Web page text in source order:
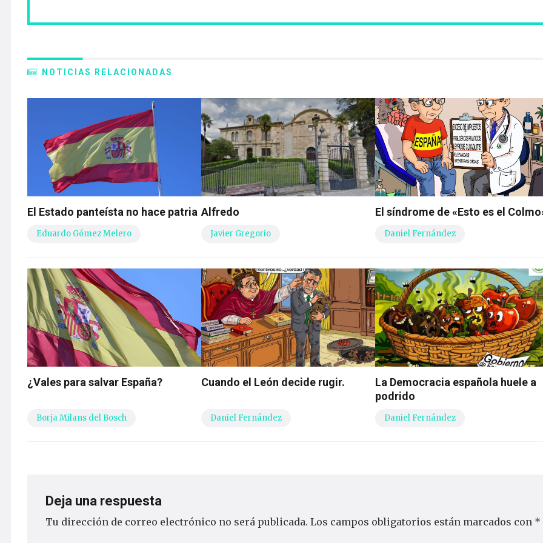
NOTICIAS RELACIONADAS
El Estado panteísta no hace patria
Eduardo Gómez Melero
Alfredo
Javier Gregorio
El síndrome de «Esto es el
Daniel Fernández
¿Vales para salvar España?
Borja Milans del Bosch
Cuando el León decide rugir.
Daniel Fernández
La Democracia española huele a
podrido
Daniel Fernández
Deja una respuesta
Tu dirección de correo electrónico no será publicada. Los campos obligatorios están marcados con *